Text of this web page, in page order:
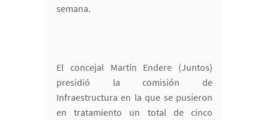
semana.
El concejal Martín Endere (Juntos)
presidió la comisión de
Infraestructura en la que se pusieron
en tratamiento un total de cinco